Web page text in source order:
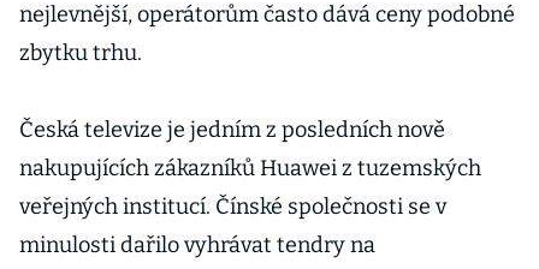
nejlevnější, operátorům často dává ceny podobné
zbytku trhu.
Česká televize je jedním z posledních nově
nakupujících zákazníků Huawei z tuzemských
veřejných institucí. Čínské společnosti se v
minulosti dařilo vyhrávat tendry na